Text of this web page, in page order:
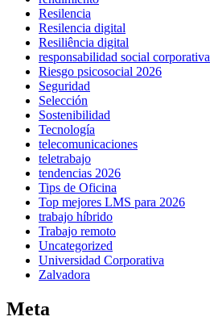
Resilencia
Resilencia digital
Resiliência digital
responsabilidad social corporativa
Riesgo psicosocial 2026
Seguridad
Selección
Sostenibilidad
Tecnología
telecomunicaciones
teletrabajo
tendencias 2026
Tips de Oficina
Top mejores LMS para 2026
trabajo híbrido
Trabajo remoto
Uncategorized
Universidad Corporativa
Zalvadora
Meta